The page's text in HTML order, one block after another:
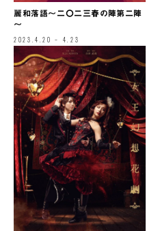
麗和落語～二〇二三春の陣第二陣
～
2023.4.20 – 4.23